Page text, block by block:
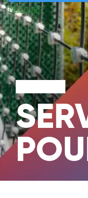
Marques